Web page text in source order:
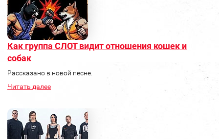
Как группа СЛОТ видит отношения кошек и
собак
Рассказано в новой песне.
Читать далее